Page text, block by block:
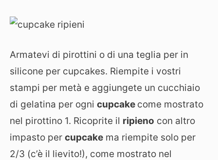
Armatevi di pirottini o di una teglia per in
silicone per cupcakes. Riempite i vostri
stampi per metà e aggiungete un cucchiaio
di gelatina per ogni cupcake come mostrato
nel pirottino 1. Ricoprite il ripieno con altro
impasto per cupcake ma riempite solo per
2/3 (c’è il lievito!), come mostrato nel